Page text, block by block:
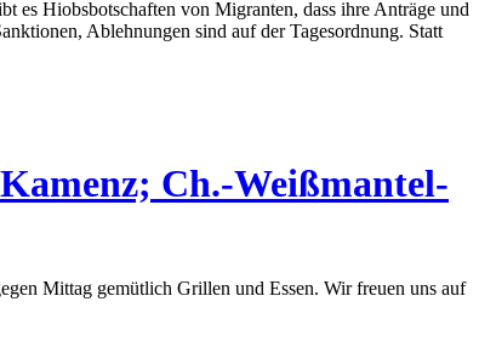
es Hiobsbotschaften von Migranten, dass ihre Anträge und
Ablehnungen sind auf der Tagesordnung. Statt
Ch.-Weißmantel-
Mittag gemütlich Grillen und Essen. Wir freuen uns auf